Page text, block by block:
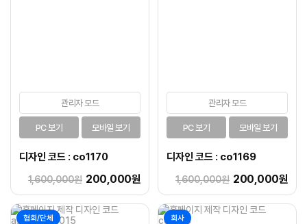
관리자 모드
PC 보기 모바일 보기
디자인 코드 : co1170
1,600,000원 200,000원
관리자 모드
PC 보기 모바일 보기
디자인 코드 : co1169
1,600,000원 200,000원
협회/단체 회사